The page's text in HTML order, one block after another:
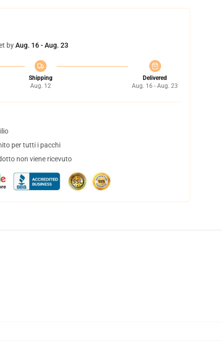
byAug. 16 - Aug. 23
Shipping
Aug. 12
Delivered
Aug. 16 - Aug. 23
per tutti i pacchi
non viene ricevuto